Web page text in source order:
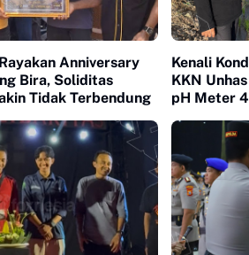
Anniversary
Bira, Soliditas
Tidak Terbendung
Kenali
KKN
pH Meter